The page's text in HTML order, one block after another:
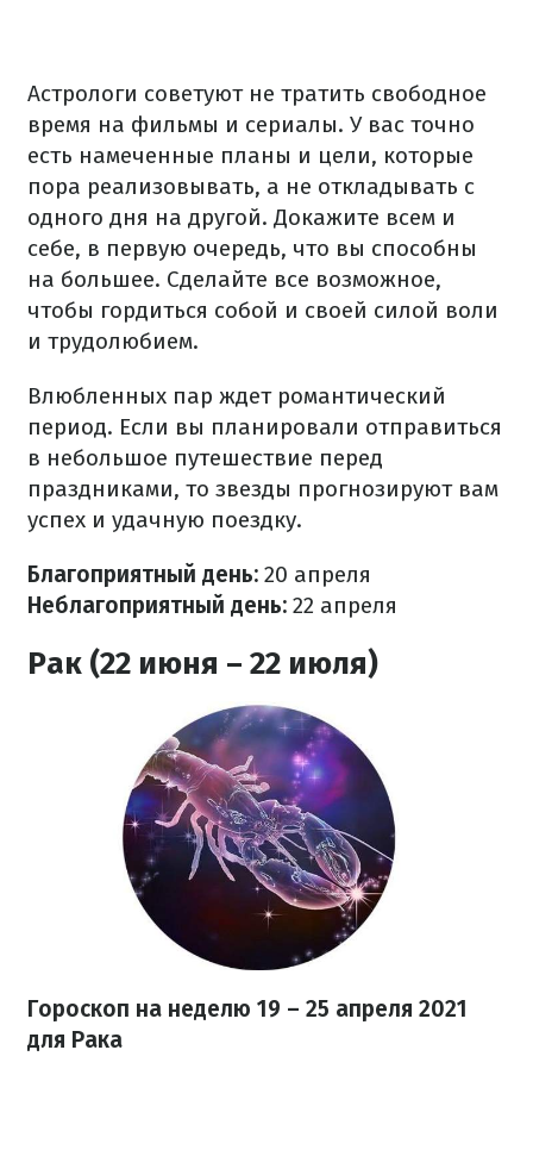
Астрологи советуют не тратить свободное
время на фильмы и сериалы. У вас точно
есть намеченные планы и цели, которые
пора реализовывать, а не откладывать с
одного дня на другой. Докажите всем и
себе, в первую очередь, что вы способны
на большее. Сделайте все возможное,
чтобы гордиться собой и своей силой воли
и трудолюбием.
Влюбленных пар ждет романтический
период. Если вы планировали отправиться
в небольшое путешествие перед
праздниками, то звезды прогнозируют вам
успех и удачную поездку.
Благоприятный день: 20 апреля
Неблагоприятный день: 22 апреля
Рак (22 июня – 22 июля)
Гороскоп на неделю 19 – 25 апреля 2021
для Рака